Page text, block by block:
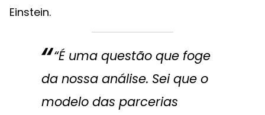
Einstein.
“É uma questão que foge
da nossa análise. Sei que o
modelo das parcerias